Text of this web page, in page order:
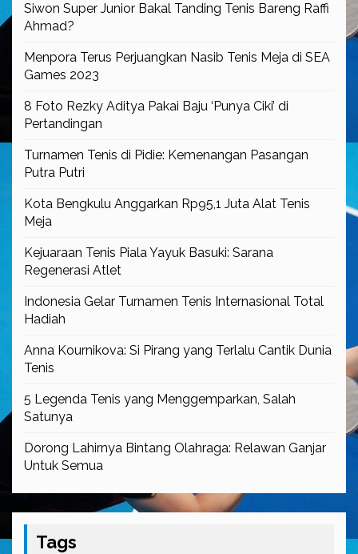
Siwon Super Junior Bakal Tanding Tenis Bareng Raffi
Ahmad?
Menpora Terus Perjuangkan Nasib Tenis Meja di SEA
Games 2023
8 Foto Rezky Aditya Pakai Baju ‘Punya Ciki’ di
Pertandingan
Turnamen Tenis di Pidie: Kemenangan Pasangan
Putra Putri
Kota Bengkulu Anggarkan Rp95,1 Juta Alat Tenis
Meja
Kejuaraan Tenis Piala Yayuk Basuki: Sarana
Regenerasi Atlet
Indonesia Gelar Turnamen Tenis Internasional Total
Hadiah
Anna Kournikova: Si Pirang yang Terlalu Cantik Dunia
Tenis
5 Legenda Tenis yang Menggemparkan, Salah
Satunya
Dorong Lahirnya Bintang Olahraga: Relawan Ganjar
Untuk Semua
Tags